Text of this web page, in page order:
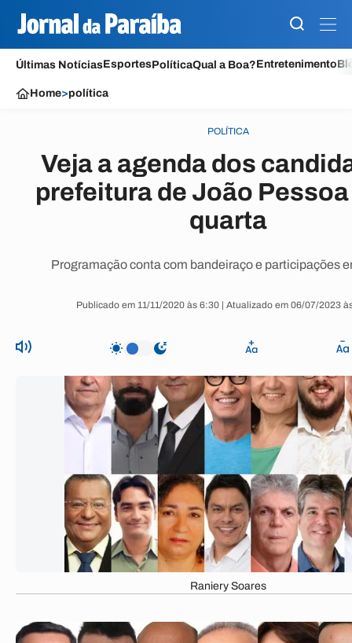
Últimas NotíciasEsportesPolíticaQual a Boa?Entretenimento
Home>política
POLÍTICA
Veja a agenda dos
prefeitura de João
quarta
Programação conta com bandeiraço e participações
Publicado em 11/11/2020 às 6:30 | Atualizado em 06/07/2023
Raniery Soares